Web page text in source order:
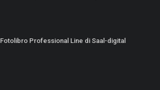
Fotolibro Professional Line di Saal-digital